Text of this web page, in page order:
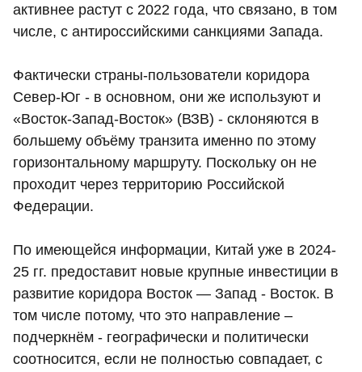
активнее растут с 2022 года, что связано, в том
числе, с антироссийскими санкциями Запада.
Фактически страны-пользователи коридора
Север-Юг - в основном, они же используют и
«Восток-Запад-Восток» (ВЗВ) - склоняются в
большему объёму транзита именно по этому
горизонтальному маршруту. Поскольку он не
проходит через территорию Российской
Федерации.
По имеющейся информации, Китай уже в 2024-
25 гг. предоставит новые крупные инвестиции в
развитие коридора Восток — Запад - Восток. В
том числе потому, что это направление –
подчеркнём - географически и политически
соотносится, если не полностью совпадает, с